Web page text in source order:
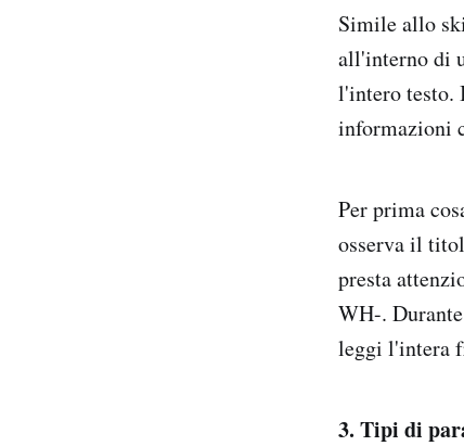
Simile allo
all'interno di
l'intero testo.
informazioni
Per prima
osserva il
presta
WH-.
leggi l'intera
3. Tipi di